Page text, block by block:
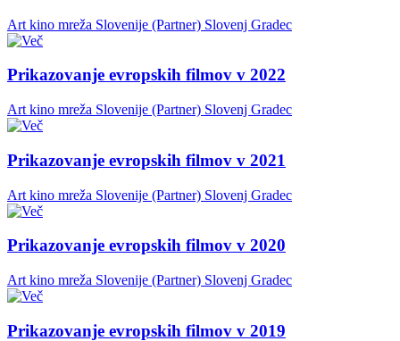
Art kino mreža Slovenije (Partner) Slovenj Gradec
Prikazovanje evropskih filmov v 2022
Art kino mreža Slovenije (Partner) Slovenj Gradec
Prikazovanje evropskih filmov v 2021
Art kino mreža Slovenije (Partner) Slovenj Gradec
Prikazovanje evropskih filmov v 2020
Art kino mreža Slovenije (Partner) Slovenj Gradec
Prikazovanje evropskih filmov v 2019